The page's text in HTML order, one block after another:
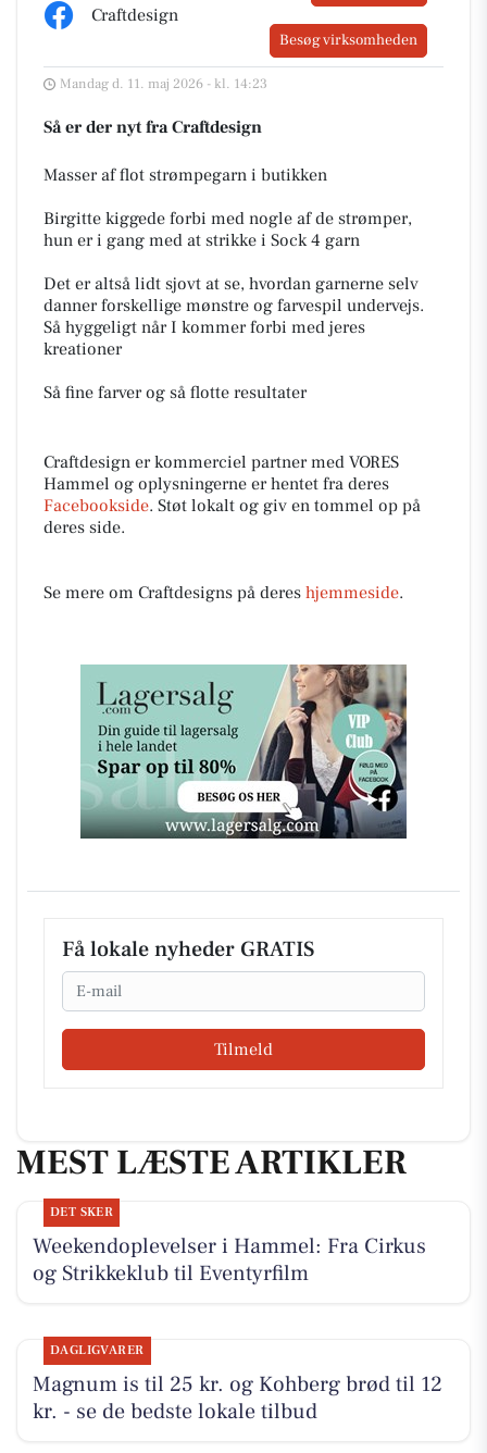
Craftdesign
Besøg virksomheden
Mandag d. 11. maj 2026 - kl. 14:23
Så er der nyt fra Craftdesign
Masser af flot strømpegarn i butikken
Birgitte kiggede forbi med nogle af de strømper,
hun er i gang med at strikke i Sock 4 garn
Det er altså lidt sjovt at se, hvordan garnerne selv
danner forskellige mønstre og farvespil undervejs.
Så hyggeligt når I kommer forbi med jeres
kreationer
Så fine farver og så flotte resultater
Craftdesign er kommerciel partner med VORES
Hammel og oplysningerne er hentet fra deres
Facebookside. Støt lokalt og giv en tommel op på
deres side.
Se mere om Craftdesigns på deres hjemmeside.
Få lokale nyheder GRATIS
Email
Tilmeld
MEST LÆSTE ARTIKLER
DET SKER
Weekendoplevelser i Hammel: Fra Cirkus
og Strikkeklub til Eventyrfilm
DAGLIGVARER
Magnum is til 25 kr. og Kohberg brød til 12
kr. - se de bedste lokale tilbud